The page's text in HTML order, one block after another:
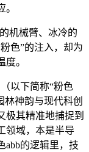
机械臂、冰冷的
色”的注入，却为
。
以下简称“粉色
林神韵与现代科创
极其精准地捕捉到
领域，本是半导
abb的逻辑里，技